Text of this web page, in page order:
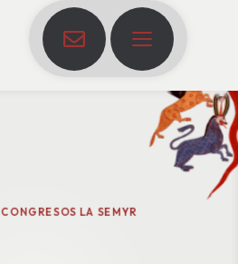
CONGRESOS LA SEMYR